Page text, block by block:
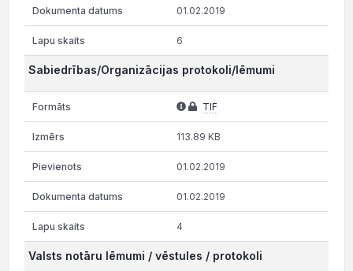
01.02.2019
6
Sabiedrības/Organizācijas protokoli/lēmumi
TIF
113.89 KB
01.02.2019
01.02.2019
4
Valsts notāru lēmumi / vēstules / protokoli